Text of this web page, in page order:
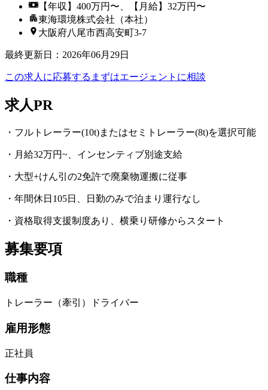
【年収】400万円〜、【月給】32万円〜
東海環境株式会社（本社）
大阪府八尾市西高安町3-7
最終更新日 ： 2026年06月29日
この求人に応募する まずはエージェントに相談
求人PR
・フルトレーラー(10t)またはセミトレーラー(8t)を選択可能
・月給32万円~、インセンティブ別途支給
・大型+けん引の2免許で廃棄物運搬に従事
・年間休日105日、日勤のみで泊まり運行なし
・資格取得支援制度あり、横乗り研修からスタート
募集要項
職種
トレーラー（牽引）ドライバー
雇用形態
正社員
仕事内容